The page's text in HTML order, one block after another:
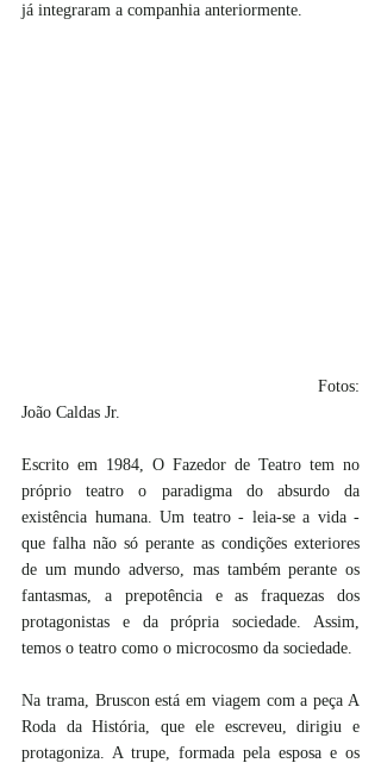
já integraram a companhia anteriormente.
João Caldas Jr.
Escrito em 1984, O Fazedor de Teatro tem no
próprio teatro o paradigma do absurdo da
existência humana. Um teatro - leia-se a vida -
que falha não só perante as condições exteriores
de um mundo adverso, mas também perante os
fantasmas, a prepotência e as fraquezas dos
protagonistas e da própria sociedade. Assim,
temos o teatro como o microcosmo da sociedade.
Na trama, Bruscon está em viagem com a peça A
Roda da História, que ele escreveu, dirigiu e
protagoniza. A trupe, formada pela esposa e os